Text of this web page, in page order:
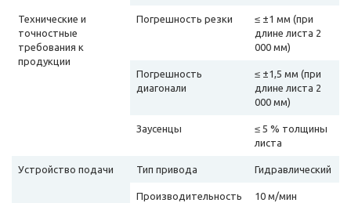
Технические и
точностные
требования к
продукции
Погрешность резки
≤ ±1 мм (при
длине листа 2
000 мм)
Погрешность
диагонали
≤ ±1,5 мм (при
длине листа 2
000 мм)
Заусенцы
≤ 5 % толщины
листа
Устройство подачи Тип привода Гидравлический
Производительность 10 м/мин